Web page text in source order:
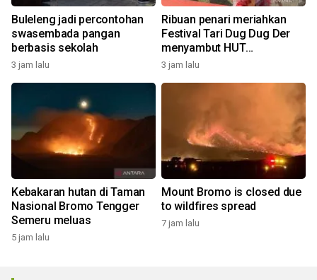
Buleleng jadi percontohan
swasembada pangan
berbasis sekolah
3 jam lalu
Ribuan penari meriahkan
Festival Tari Dug Dug Der
menyambut HUT
Kemerdekaan
3 jam lalu
Kebakaran hutan di Taman
Nasional Bromo Tengger
Semeru meluas
5 jam lalu
Mount Bromo is closed due
to wildfires spread
7 jam lalu